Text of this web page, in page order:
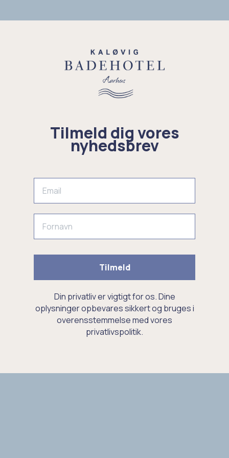
Tilmeld dig vores
nyhedsbrev
Tilmeld
Din privatliv er vigtigt for os. Dine
oplysninger opbevares sikkert og bruges i
overensstemmelse med vores
privatlivspolitik.